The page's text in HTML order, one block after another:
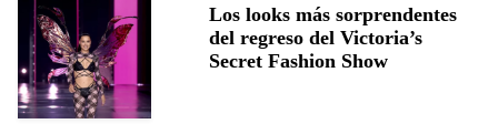
Los looks más sorprendentes
del regreso del Victoria’s
Secret Fashion Show